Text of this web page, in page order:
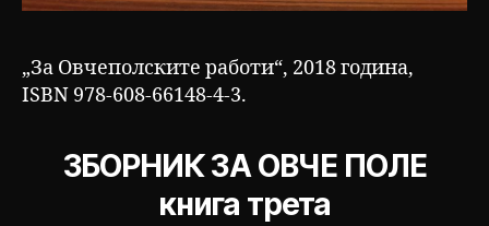
„За Овчеполските работи“, 2018 година,
ISBN 978-608-66148-4-3.
ЗБОРНИК ЗА ОВЧЕ ПОЛЕ
книга трета